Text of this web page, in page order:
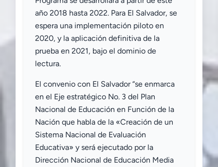
año 2018 hasta 2022. Para El Salvador, se
espera una implementación piloto en
2020, y la aplicación definitiva de la
prueba en 2021, bajo el dominio de
lectura.
El convenio con El Salvador “se enmarca
en el Eje estratégico No. 3 del Plan
Nacional de Educación en Función de la
Nación que habla de la «Creación de un
Sistema Nacional de Evaluación
Educativa» y será ejecutado por la
Dirección Nacional de Educación Media